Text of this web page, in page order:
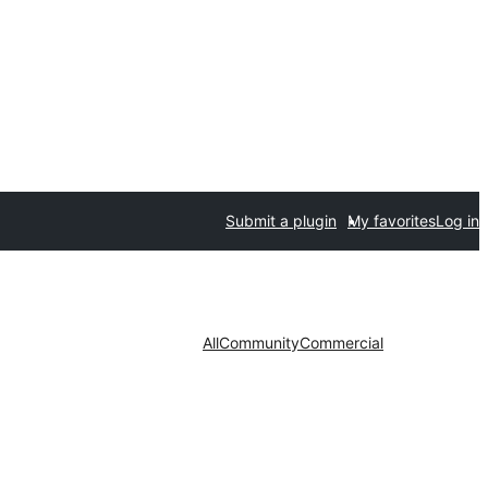
Submit a plugin My favoritesLog in
AllCommunityCommercial